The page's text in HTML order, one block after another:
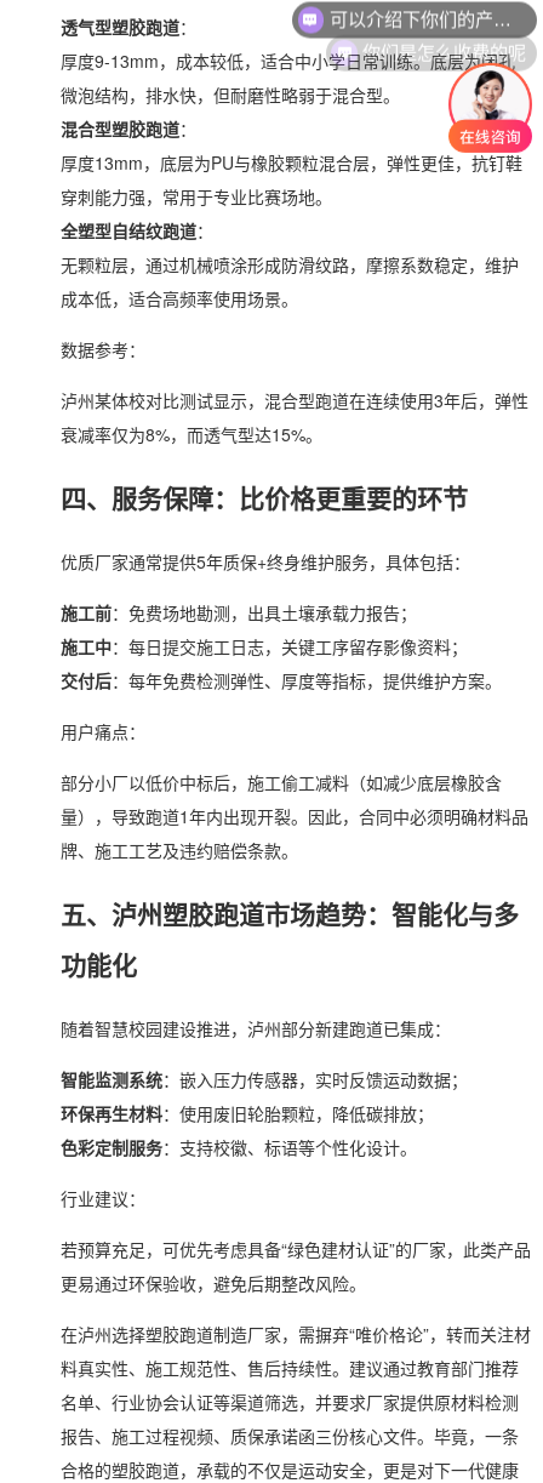
透气型塑胶跑道：
厚度9-13mm，成本较低，适合中小学日常训练。底层为闭孔
微泡结构，排水快，但耐磨性略弱于混合型。
混合型塑胶跑道：
厚度13mm，底层为PU与橡胶颗粒混合层，弹性更佳，抗钉鞋
穿刺能力强，常用于专业比赛场地。
全塑型自结纹跑道：
无颗粒层，通过机械喷涂形成防滑纹路，摩擦系数稳定，维护
成本低，适合高频率使用场景。
数据参考：
泸州某体校对比测试显示，混合型跑道在连续使用3年后，弹性
衰减率仅为8%，而透气型达15%。
四、服务保障：比价格更重要的环节
优质厂家通常提供5年质保+终身维护服务，具体包括：
施工前：免费场地勘测，出具土壤承载力报告；
施工中：每日提交施工日志，关键工序留存影像资料；
交付后：每年免费检测弹性、厚度等指标，提供维护方案。
用户痛点：
部分小厂以低价中标后，施工偷工减料（如减少底层橡胶含
量），导致跑道1年内出现开裂。因此，合同中必须明确材料品
牌、施工工艺及违约赔偿条款。
五、泸州塑胶跑道市场趋势：智能化与多
功能化
随着智慧校园建设推进，泸州部分新建跑道已集成：
智能监测系统：嵌入压力传感器，实时反馈运动数据；
环保再生材料：使用废旧轮胎颗粒，降低碳排放；
色彩定制服务：支持校徽、标语等个性化设计。
行业建议：
若预算充足，可优先考虑具备“绿色建材认证”的厂家，此类产品
更易通过环保验收，避免后期整改风险。
在泸州选择塑胶跑道制造厂家，需摒弃“唯价格论”，转而关注材
料真实性、施工规范性、售后持续性。建议通过教育部门推荐
名单、行业协会认证等渠道筛选，并要求厂家提供原材料检测
报告、施工过程视频、质保承诺函三份核心文件。毕竟，一条
合格的塑胶跑道，承载的不仅是运动安全，更是对下一代健康
你们是怎么收费的呢